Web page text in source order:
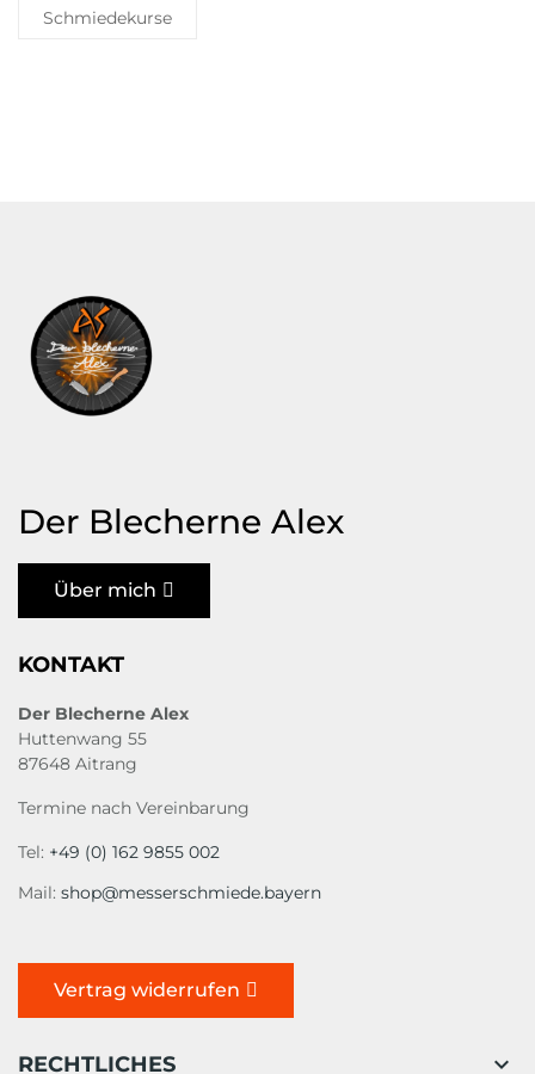
Schmiedekurse
Der Blecherne Alex
Über mich
KONTAKT
Der Blecherne Alex
Huttenwang 55
87648 Aitrang
Termine nach Vereinbarung
Tel: +49 (0) 162 9855 002
Mail: shop@messerschmiede.bayern
Vertrag widerrufen
RECHTLICHES 